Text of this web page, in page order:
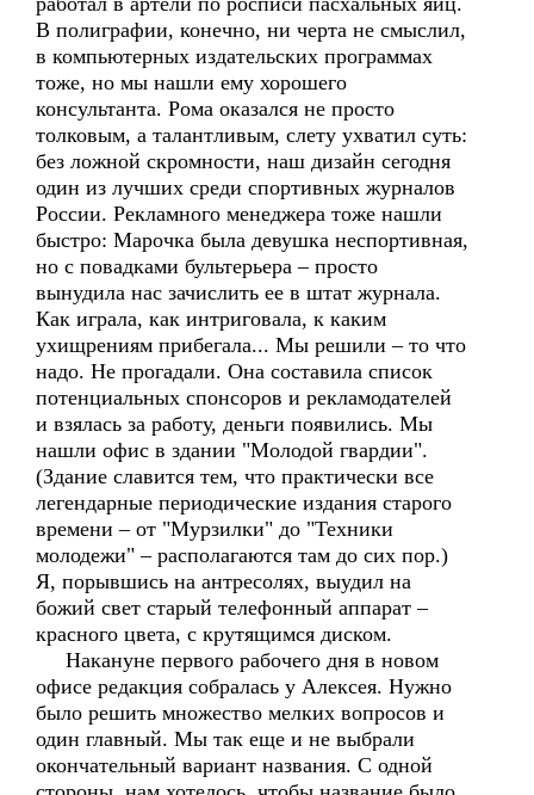
В полиграфии, конечно, ни черта не смыслил,
в компьютерных издательских программах
тоже, но мы нашли ему хорошего
консультанта. Рома оказался не просто
толковым, а талантливым, слету ухватил суть:
без ложной скромности, наш дизайн сегодня
один из лучших среди спортивных журналов
России. Рекламного менеджера тоже нашли
быстро: Марочка была девушка неспортивная,
но с повадками бультерьера – просто
вынудила нас зачислить ее в штат журнала.
Как играла, как интриговала, к каким
ухищрениям прибегала... Мы решили – то что
надо. Не прогадали. Она составила список
потенциальных спонсоров и рекламодателей
и взялась за работу, деньги появились. Мы
нашли офис в здании "Молодой гвардии".
(Здание славится тем, что практически все
легендарные периодические издания старого
времени – от "Мурзилки" до "Техники
молодежи" – располагаются там до сих пор.)
Я, порывшись на антресолях, выудил на
божий свет старый телефонный аппарат –
красного цвета, с крутящимся диском.
Накануне первого рабочего дня в новом
офисе редакция собралась у Алексея. Нужно
было решить множество мелких вопросов и
один главный. Мы так еще и не выбрали
окончательный вариант названия. С одной